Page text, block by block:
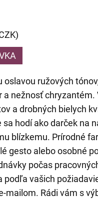
oslavou ružových
a nežnosť
a drobných bielych
hodí ako darček na
blízkemu. Prírodné
gesto alebo osobné
počas
podľa vašich
mailom. Rádi vám s